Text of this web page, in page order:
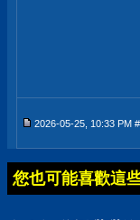
2026-05-25, 10:33 PM #
您也可能喜歡這